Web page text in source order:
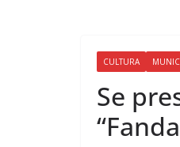
CULTURA
Se